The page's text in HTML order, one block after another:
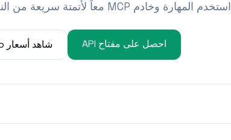
استخدم المهارة وخادم MCP معاً لأتمتة سريعة من النسخ إلى الملخص.
احصل على مفتاح API شاهد أسعار Pro